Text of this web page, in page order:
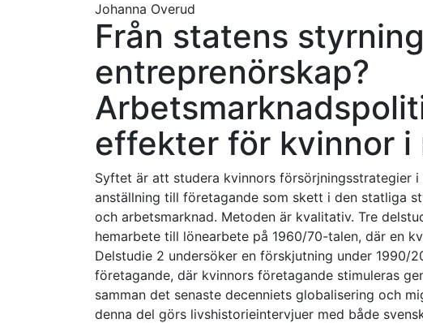
Johanna Overud
Från statens
entreprenörskap?
effekter för kvinnor i
Syftet är att studera kvinnors försörjningsstrategier
anställning till företagande som skett i den statliga
och arbetsmarknad. Metoden är kvalitativ. Tre
hemarbete till lönearbete på 1960/70-talen, där en
Delstudie 2 undersöker en förskjutning under
företagande, där kvinnors företagande stimuleras
samman det senaste decenniets globalisering och
denna del görs livshistorieintervjuer med både